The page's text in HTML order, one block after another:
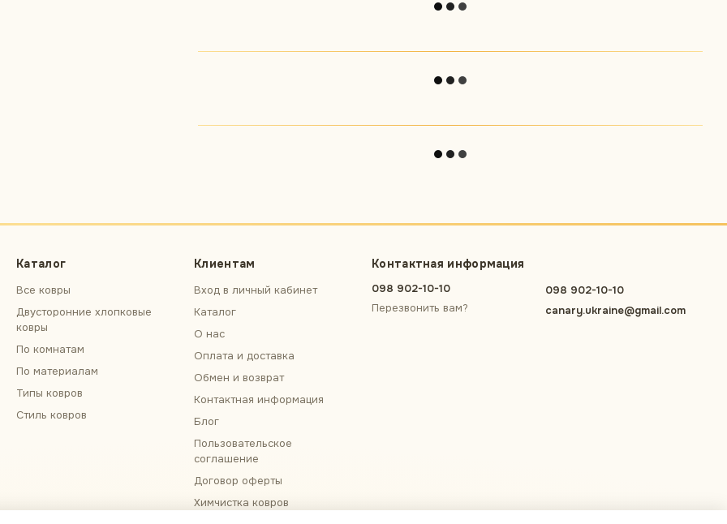
Каталог
Все ковры
Двусторонние хлопковые
ковры
По комнатам
По материалам
Типы ковров
Стиль ковров
Клиентам
Вход в личный кабинет
Каталог
О нас
Оплата и доставка
Обмен и возврат
Контактная информация
Блог
Пользовательское
соглашение
Договор оферты
Химчистка ковров
Контактная информация
098 902-10-10
Перезвонить вам?
098 902-10-10
canary.ukraine@gmail.com